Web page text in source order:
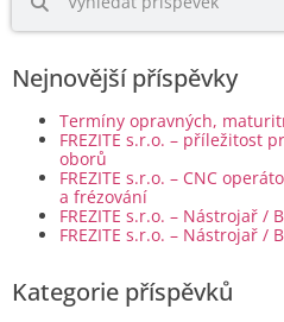
Nejnovější příspěvky
Termíny opravných,
FREZITE s.r.o. – příležitost
oborů
FREZITE s.r.o. – CNC
a frézování
FREZITE s.r.o. – Nástrojař /
FREZITE s.r.o. – Nástrojař /
Kategorie příspěvků